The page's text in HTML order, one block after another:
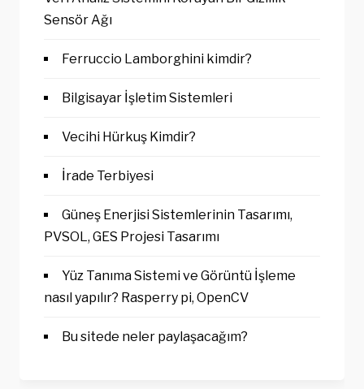
Sensör Ağı
Ferruccio Lamborghini kimdir?
Bilgisayar İşletim Sistemleri
Vecihi Hürkuş Kimdir?
İrade Terbiyesi
Güneş Enerjisi Sistemlerinin Tasarımı,
PVSOL, GES Projesi Tasarımı
Yüz Tanıma Sistemi ve Görüntü İşleme
nasıl yapılır? Rasperry pi, OpenCV
Bu sitede neler paylaşacağım?